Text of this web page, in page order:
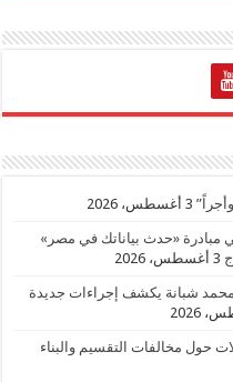
3 أغسطس، 2026
مبادرة «حدث بياناتك في مصر»
3 أغسطس، 2026
محمد شبانة يكشف إجراءات جديدة
حول مخالفات التقسيم والبناء